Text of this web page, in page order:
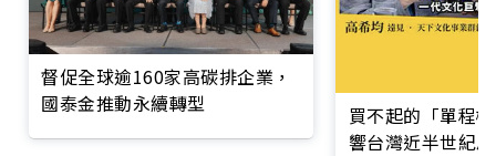
督促全球逾160家高碳排企業，
國泰金推動永續轉型
買不起的「單程
響台灣近半世紀